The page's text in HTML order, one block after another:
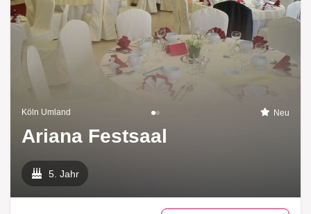
Köln Umland Neu
Ariana Festsaal
5. Jahr